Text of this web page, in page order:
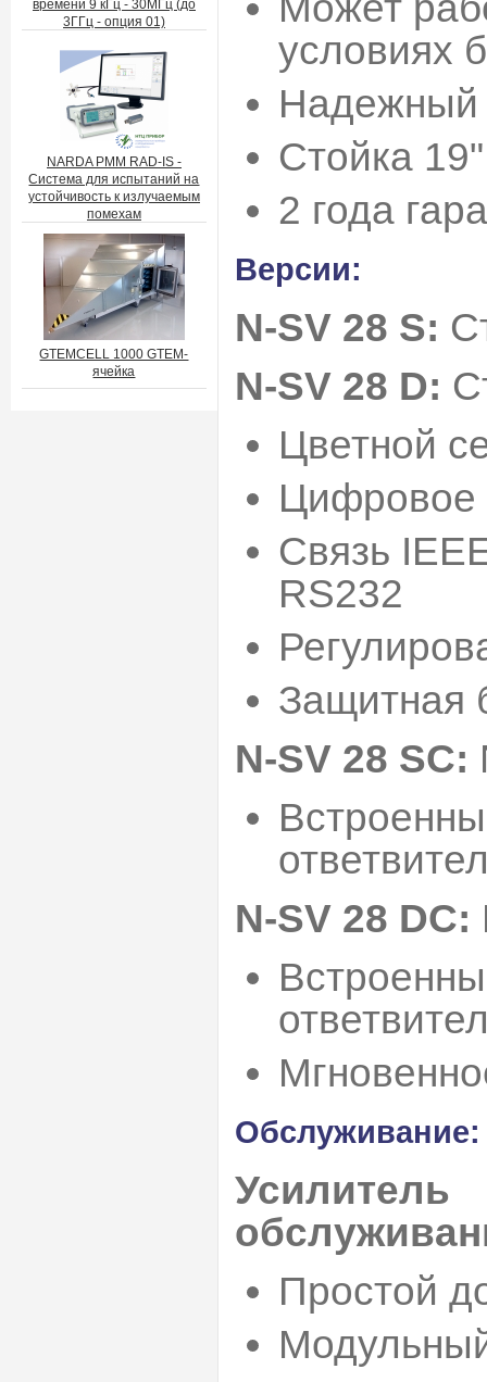
времени 9 кГц - 30МГц (до
3ГГц - опция 01)
NARDA PMM RAD-IS -
Система для испытаний на
устойчивость к излучаемым
помехам
GTEMCELL 1000 GTEM-
ячейка
условиях
Надежный
Стойка 19"
2 года
Версии:
N-SV 28 S:
N-SV 28 D:
Цветной
Цифровое
Связь
RS232
Защитная
N-SV 28 SC:
N-SV 28 DC:
Обслуживание:
Простой